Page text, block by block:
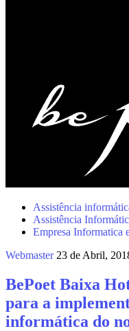
Assistência
Assistência
Empresa Informatica
Webmaster 23 de Abril,
BePoet Baixa
para a
informática do